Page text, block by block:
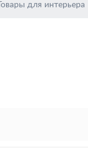
Товары для интерьера